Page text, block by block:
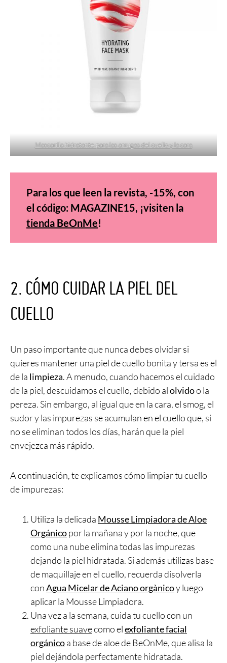
Mascarilla hidratante para las arrugas del cuello y la cara
Para los que leen la revista, -15%, con
el código: MAGAZINE15, ¡visiten la
tienda BeOnMe!
2. CÓMO CUIDAR LA PIEL DEL
CUELLO
Un paso importante que nunca debes olvidar si
quieres mantener una piel de cuello bonita y tersa es el
de la limpieza. A menudo, cuando hacemos el cuidado
de la piel, descuidamos el cuello, debido alolvidoo la
pereza. Sin embargo, al igual que en la cara, el smog, el
sudor y las impurezas se acumulan en el cuello que, si
no se eliminan todos los días, harán que la piel
envejezca más rápido.
A continuación, te explicamos cómo limpiar tu cuello
de impurezas:
Utiliza la delicada Mousse Limpiadora de Aloe
Orgánicopor la mañana y por la noche, que
como una nube elimina todas las impurezas
dejando la piel hidratada. Si además utilizas base
de maquillaje en el cuello, recuerda disolverla
conAgua Micelar de Aciano orgànicoy luego
aplicar la Mousse Limpiadora.
Una vez a la semana, cuida tu cuello con un
exfoliante suavecomo elexfoliante facial
orgánicoa base de aloe de BeOnMe, que alisa la
piel dejándola perfectamente hidratada.